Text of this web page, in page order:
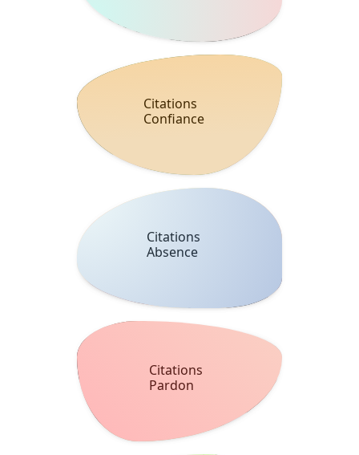
Citations
Confiance
Citations
Absence
Citations
Pardon